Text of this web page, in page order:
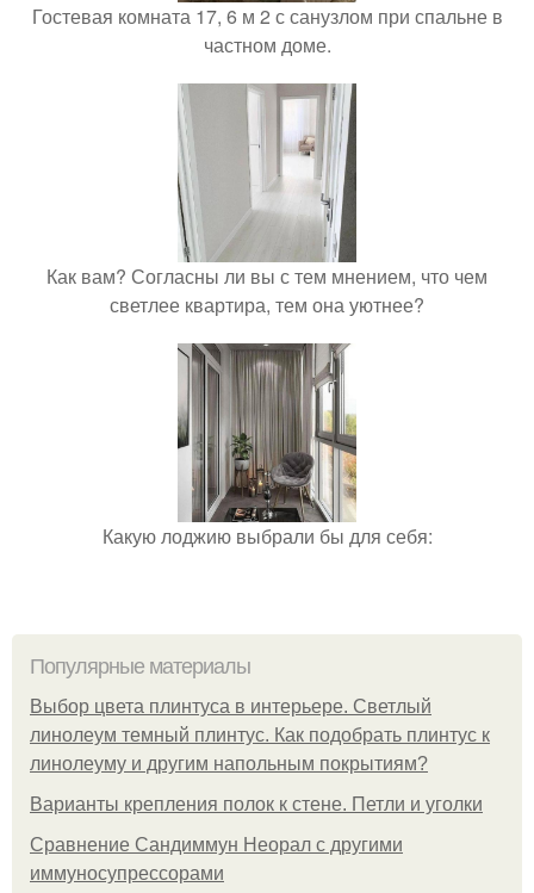
Гостевая комната 17, 6 м 2 с санузлом при спальне в
частном доме.
Как вам? Согласны ли вы с тем мнением, что чем
светлее квартира, тем она уютнее?
Какую лоджию выбрали бы для себя:
Популярные материалы
Выбор цвета плинтуса в интерьере. Светлый
линолеум темный плинтус. Как подобрать плинтус к
линолеуму и другим напольным покрытиям?
Варианты крепления полок к стене. Петли и уголки
Сравнение Сандиммун Неорал с другими
иммуносупрессорами